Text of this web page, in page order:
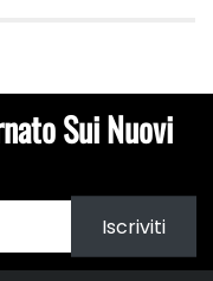
Sui Nuovi
Iscriviti